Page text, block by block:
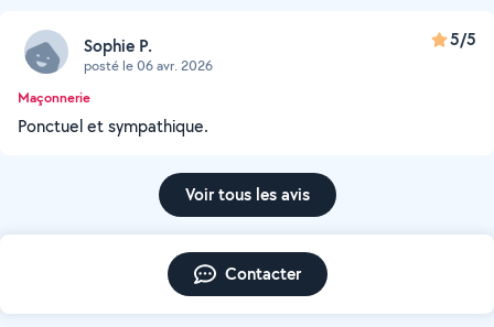
Sophie P.
posté le 06 avr. 2026
5/5
Maçonnerie
Ponctuel et sympathique.
Voir tous les avis
Contacter